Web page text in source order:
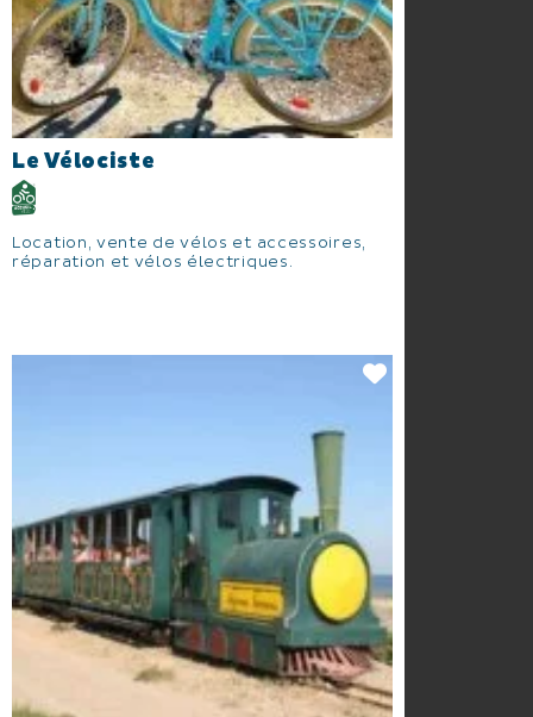
Le Vélociste
Location, vente de vélos et accessoires,
réparation et vélos électriques.